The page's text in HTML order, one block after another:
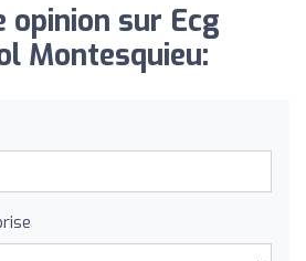
opinion sur Ecg
Montesquieu: